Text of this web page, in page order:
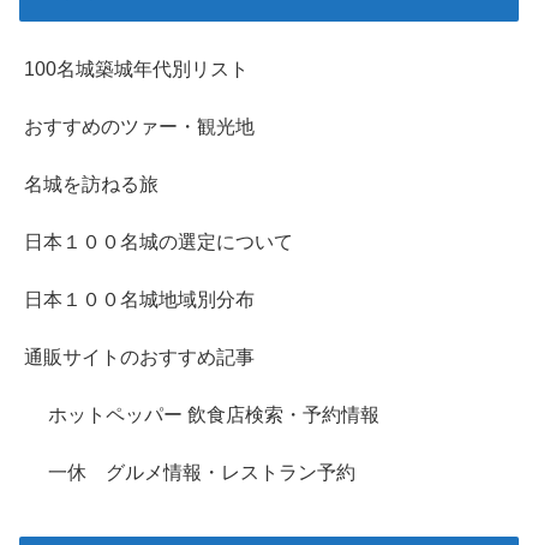
100名城築城年代別リスト
おすすめのツァー・観光地
名城を訪ねる旅
日本１００名城の選定について
日本１００名城地域別分布
通販サイトのおすすめ記事
ホットペッパー 飲食店検索・予約情報
一休 グルメ情報・レストラン予約